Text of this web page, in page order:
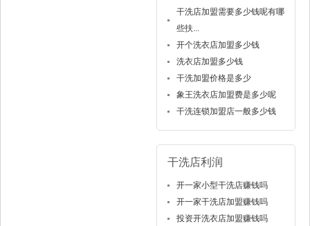
干洗店加盟需要多少钱呢有哪
些扶...
开个洗衣店加盟多少钱
洗衣店加盟多少钱
干洗加盟价格是多少
象王洗衣店加盟费是多少呢
干洗连锁加盟店一般多少钱
干洗店利润
开一家小型干洗店赚钱吗
开一家干洗店加盟赚钱吗
投资开洗衣店加盟赚钱吗